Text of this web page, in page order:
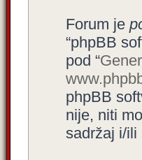
Forum je
“phpBB
pod “
phpBB
nije, niti
sadržaj i/ili